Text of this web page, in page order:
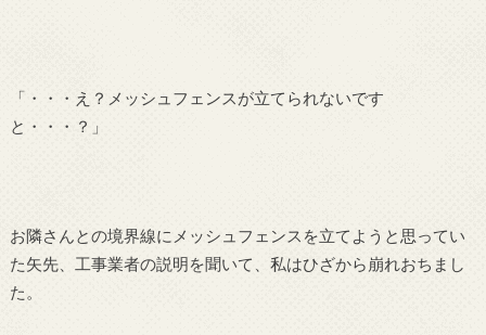
「・・・え？メッシュフェンスが立てられないです
と・・・？」
お隣さんとの境界線にメッシュフェンスを立てようと思ってい
た矢先、工事業者の説明を聞いて、私はひざから崩れおちまし
た。